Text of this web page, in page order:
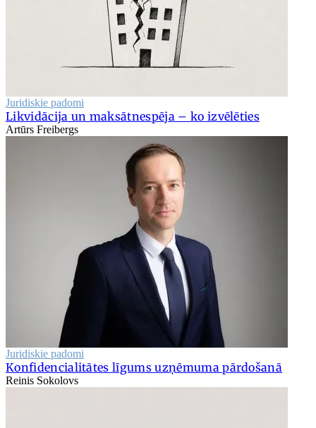
Juridiskie padomi
Likvidācija un maksātnespēja – ko izvēlēties
Artūrs Freibergs
Juridiskie padomi
Konfidencialitātes līgums uzņēmuma pārdošanā
Reinis Sokolovs